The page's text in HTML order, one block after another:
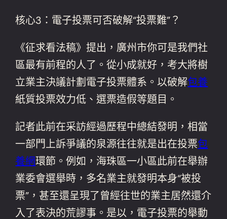
核心3：電子投票可否破解“投票難”？
《征求看法稿》提出，廣州市你可是我們社
區最有前程的人了。從小成就好，考大將樹
立業主決議計劃電子投票體系。以破解包養
紙質投票效力低、選票造假等題目。
記者此前在采訪經過歷程中總結發明，相當
一部門上訴爭議的泉源往往就是出在投票包
養網環節。例如，海珠區一小區此前在舉辦
業委會選舉時，多名業主就發明本身“被投
票”，甚至還呈現了曾經往世的業主居然還介
入了表決的荒謬事。是以，電子投票的舉動